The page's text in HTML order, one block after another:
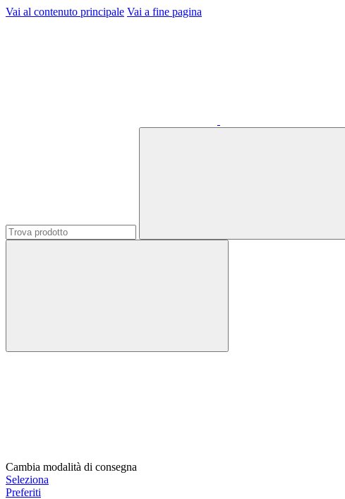
Vai al contenuto principale Vai a fine pagina
Cambia modalità di consegna
Seleziona
Preferiti